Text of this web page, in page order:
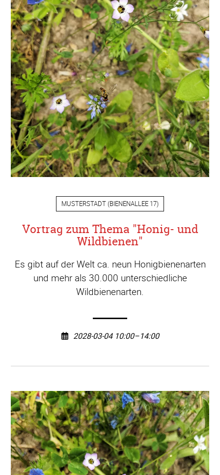
MUSTERSTADT (BIENENALLEE 17)
Vortrag zum Thema "Honig- und
Wildbienen"
Es gibt auf der Welt ca. neun Honigbienenarten
und mehr als 30.000 unterschiedliche
Wildbienenarten.
2028-03-04 10:00–14:00